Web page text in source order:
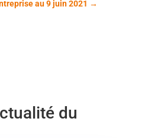
au 9 juin 2021 →
du